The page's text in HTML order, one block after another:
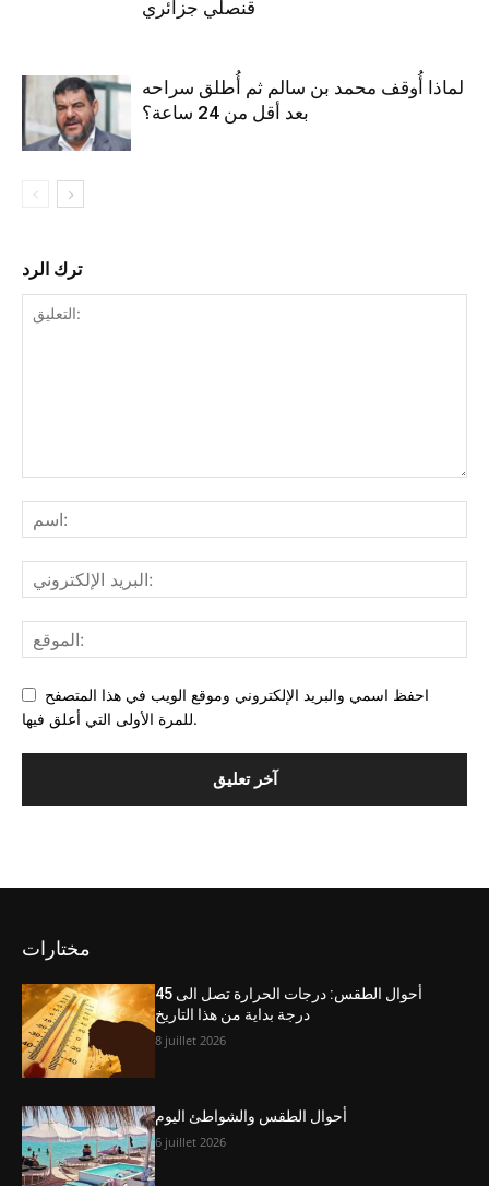
قنصلي جزائري
لماذا أُوقف محمد بن سالم ثم أُطلق سراحه
بعد أقل من 24 ساعة؟
ترك الرد
احفظ اسمي والبريد الإلكتروني وموقع الويب في هذا المتصفح
للمرة الأولى التي أعلق فيها.
مختارات
أحوال الطقس: درجات الحرارة تصل الى 45
درجة بداية من هذا التاريخ
8 juillet 2026
أحوال الطقس والشواطئ اليوم
6 juillet 2026